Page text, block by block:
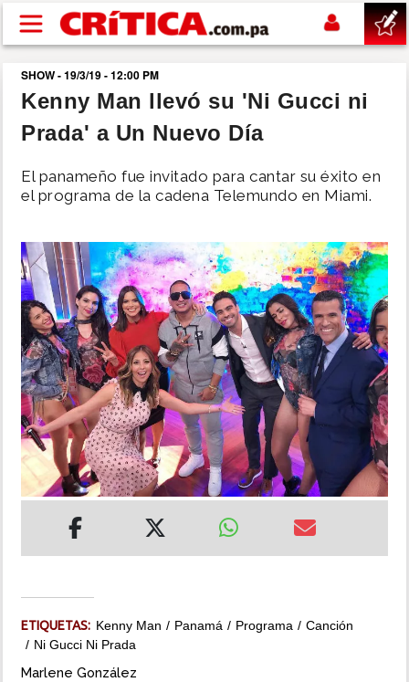
Pasar al contenido principal
buscar
SUCESOS
NACIONAL
SHOW
DEPORTES
MUNDO
INSÓLITAS
MULTIMEDIA
SHOW - 19/3/19 - 12:00 PM
Kenny Man llevó su 'Ni Gucci ni
Prada' a Un Nuevo Día
El panameño fue invitado para cantar su éxito en
el programa de la cadena Telemundo en Miami.
ETIQUETAS: Kenny Man Panamá Programa
Canción
Ni Gucci Ni Prada
Marlene González